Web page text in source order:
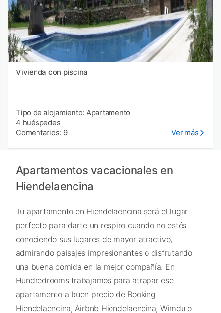
Vivienda con piscina
Tipo de alojamiento: Apartamento
4 huéspedes
Comentarios: 9
Ver más
Apartamentos vacacionales en
Hiendelaencina
Tu apartamento en Hiendelaencina será el lugar
perfecto para darte un respiro cuando no estés
conociendo sus lugares de mayor atractivo,
admirando paisajes impresionantes o disfrutando
una buena comida en la mejor compañía. En
Hundredrooms trabajamos para atrapar ese
apartamento a buen precio de Booking
Hiendelaencina, Airbnb Hiendelaencina, Wimdu o